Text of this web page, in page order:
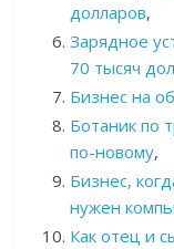
долларов,
Зарядное
70 тысяч
Бизнес на
Ботаник по
по-новому,
Бизнес,
нужен
Как отец и